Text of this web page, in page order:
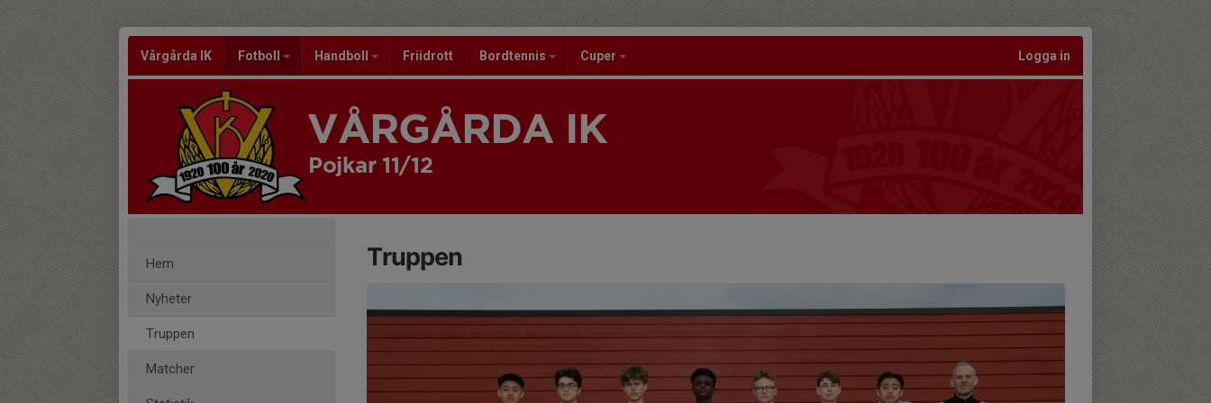
Vårgårda IK Fotboll Handboll Friidrott Bordtennis Cuper Logga in
VÅRGÅRDA IK
Pojkar 11/12
Hem
Nyheter
Truppen
Matcher
Truppen